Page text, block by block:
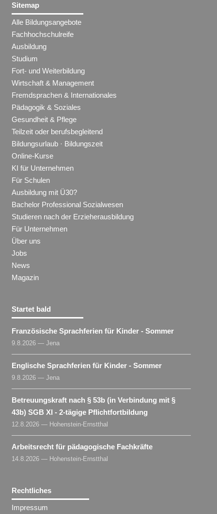
Sitemap
Alle Bildungsangebote
Fachhochschulreife
Ausbildung
Studium
Fort- und Weiterbildung
Wirtschaft & Management
Fremdsprachen & Internationales
Pädagogik & Soziales
Gesundheit & Pflege
Teilzeit oder berufsbegleitend
Bildungsurlaub · Bildungszeit
Online-Kurse
KI für Unternehmen
Für Schulen
Ausbildung mit Ü30?
Bachelor Professional Sozialwesen
Studieren nach der Erzieherausbildung
Für Unternehmen
Über uns
Jobs
News
Magazin
Startet bald
Französische Sprachferien für Kinder - Sommer
9.8.2026 — Jena
Englische Sprachferien für Kinder - Sommer
9.8.2026 — Jena
Betreuungskraft nach § 53b (in Verbindung mit §
43b) SGB XI - 2-tägige Pflichtfortbildung
12.8.2026 — Hohenstein-Ernstthal
Arbeitsrecht für pädagogische Fachkräfte
14.8.2026 — Hohenstein-Ernstthal
Rechtliches
Impressum